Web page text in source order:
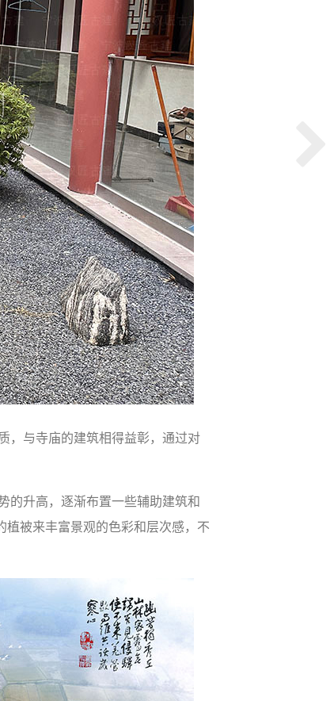
，与寺庙的建筑相得益彰，通过对
的升高，逐渐布置一些辅助建筑和
被来丰富景观的色彩和层次感，不